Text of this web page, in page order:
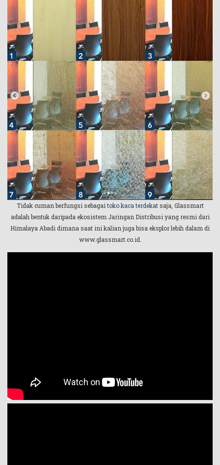
Tidak cuman berfungsi sebagaitoko kaca terdekatsaja, Glassmart
adalah bentuk daripada ekosistem Jaringan Distribusi yang resmi dari
Himalaya Abadi dimana saat ini kalian juga bisa eksplor lebih dalam di
www.glassmart.co.id.